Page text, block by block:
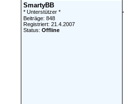
SmartyBB
* Unterstützer *
Beiträge: 848
Registriert: 21.4.2007
Status: Offline